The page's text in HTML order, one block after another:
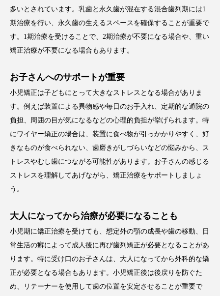
多いとされています。乳歯と永久歯が混在する混合歯列期には1
期治療を行い、永久歯の生えるスペースを確保することが重要で
す。1期治療を受けることで、2期治療が不要になる場合や、重い
矯正治療が不要になる場合もあります。
お子さんへのサポートが重要
小児矯正は子どもにとって大きなストレスとなる場合がありま
す。例えば装置による異物感や毎日のお手入れ、定期的な通院の
負担、周囲の目が気になるなどの心理的負担が挙げられます。特
にワイヤー矯正の場合は、装置に食べ物が引っかかりやすく、好
きなものが食べられない、歯磨きがしづらいなどの悩みから、ス
トレスやむし歯につながる可能性があります。お子さんの感じる
ストレスを理解してあげながら、矯正治療をサポートしましょ
う。
大人になってから治療が必要になることも
小児期に矯正治療を受けても、想定外の顎の成長や歯の移動、日
常生活の癖によって成人後に再び歯列矯正が必要となることがあ
ります。特に受け口のお子さんは、大人になってから外科的な矯
正が必要となる場合もあります。小児矯正後は後戻りを防ぐた
め、リテーナーを使用して歯の位置を安定させることが重要で